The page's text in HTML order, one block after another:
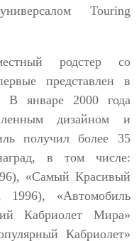
Touring
родстер со
представлен в
В январе 2000 года
дизайном и
получил более 35
в том числе:
«Самый Красивый
1996), «Автомобиль
Кабриолет Мира»
Кабриолет»